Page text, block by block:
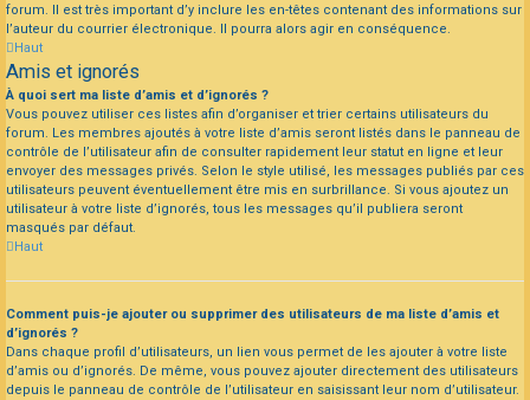
forum. Il est très important d’y inclure les en-têtes contenant des informations sur
l’auteur du courrier électronique. Il pourra alors agir en conséquence.
Haut
Amis et ignorés
À quoi sert ma liste d’amis et d’ignorés ?
Vous pouvez utiliser ces listes afin d’organiser et trier certains utilisateurs du
forum. Les membres ajoutés à votre liste d’amis seront listés dans le panneau de
contrôle de l’utilisateur afin de consulter rapidement leur statut en ligne et leur
envoyer des messages privés. Selon le style utilisé, les messages publiés par ces
utilisateurs peuvent éventuellement être mis en surbrillance. Si vous ajoutez un
utilisateur à votre liste d’ignorés, tous les messages qu’il publiera seront
masqués par défaut.
Haut
Comment puis-je ajouter ou supprimer des utilisateurs de ma liste d’amis et
d’ignorés ?
Dans chaque profil d’utilisateurs, un lien vous permet de les ajouter à votre liste
d’amis ou d’ignorés. De même, vous pouvez ajouter directement des utilisateurs
depuis le panneau de contrôle de l’utilisateur en saisissant leur nom d’utilisateur.